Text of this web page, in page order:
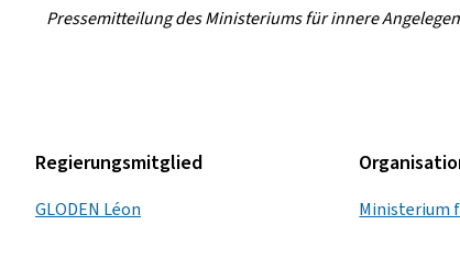
Pressemitteilung des Ministeriums für innere
Regierungsmitglied
GLODEN Léon Ministerium